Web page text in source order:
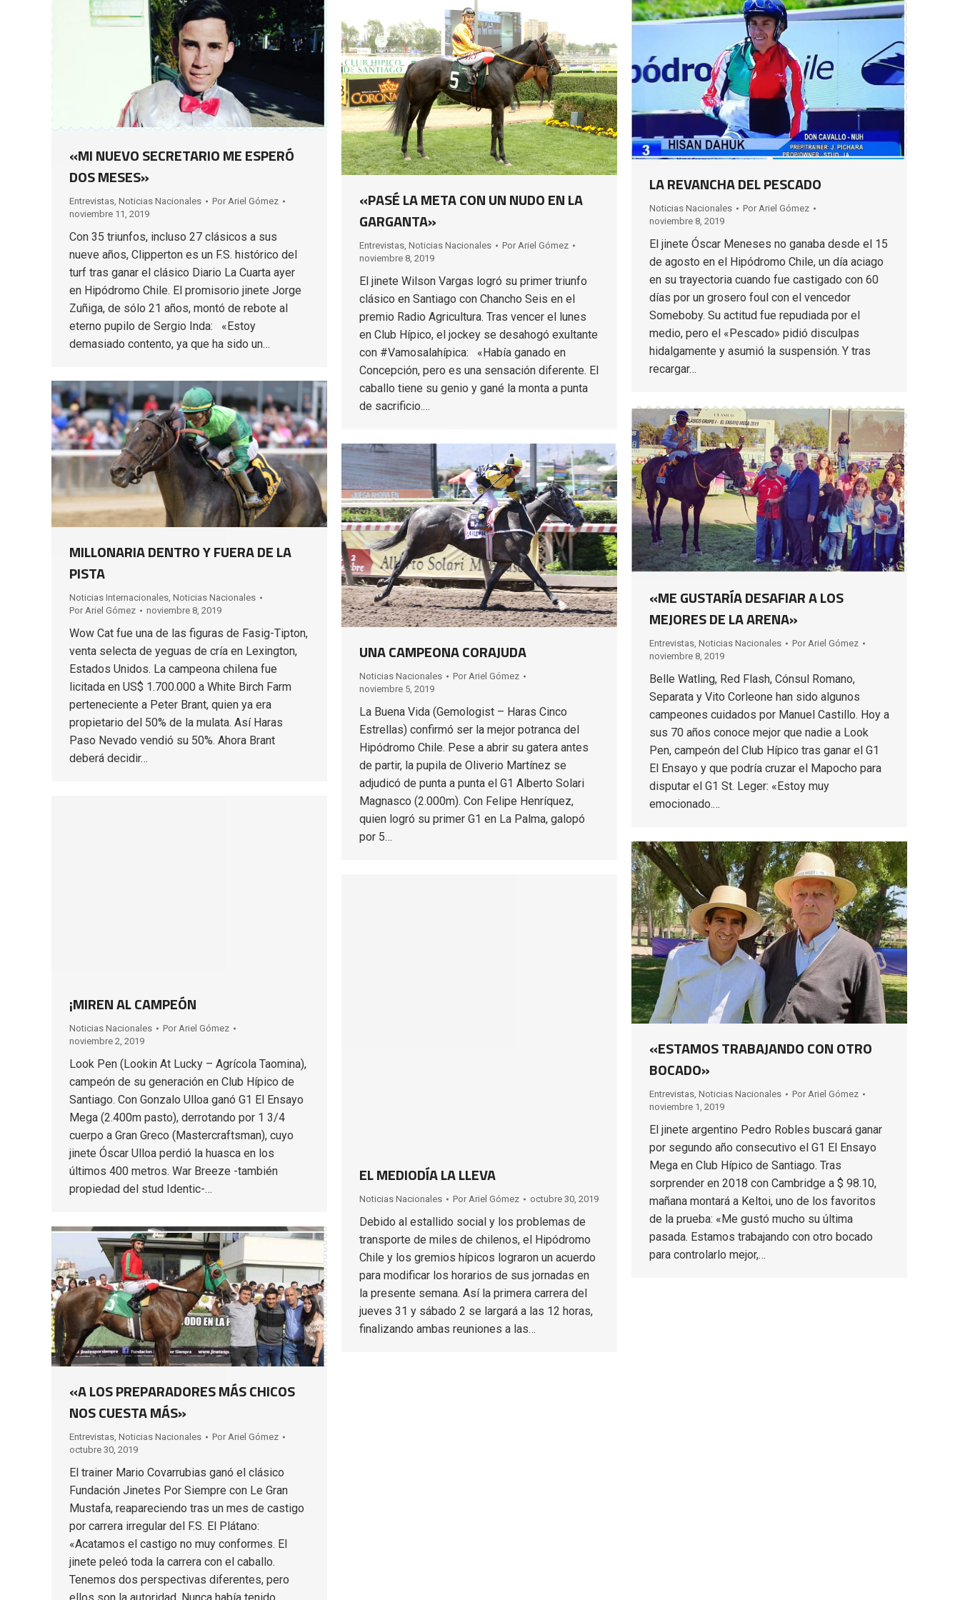
«MI NUEVO SECRETARIO ME ESPERÓ
DOS MESES»
Entrevistas Noticias Nacionales Por Ariel Gómez
noviembre 11, 2019
Con 35 triunfos, incluso 27 clásicos a sus
nueve años, Clipperton es un F.S. histórico del
turf tras ganar el clásico Diario La Cuarta ayer
en Hipódromo Chile. El promisorio jinete Jorge
Zuñiga, de sólo 21 años, montó de rebote al
eterno pupilo de Sergio Inda: «Estoy
demasiado contento, ya que ha sido un…
«PASÉ LA META CON UN NUDO EN LA
GARGANTA»
Entrevistas, Noticias Nacionales Por Ariel Gómez
noviembre 8, 2019
El jinete Wilson Vargas logró su primer triunfo
clásico en Santiago con Chancho Seis en el
premio Radio Agricultura. Tras vencer el lunes
en Club Hípico, el jockey se desahogó exultante
con #Vamosalahípica: «Había ganado en
Concepción, pero es una sensación diferente. El
caballo tiene su genio y gané la monta a punta
de sacrificio.…
LA REVANCHA DEL PESCADO
Noticias Nacionales Por Ariel Gómez
noviembre 8, 2019
El jinete Óscar Meneses no ganaba desde el 15
de agosto en el Hipódromo Chile, un día aciago
en su trayectoria cuando fue castigado con 60
días por un grosero foul con el vencedor
Someboby. Su actitud fue repudiada por el
medio, pero el «Pescado» pidió disculpas
hidalgamente y asumió la suspensión. Y tras
recargar…
MILLONARIA DENTRO Y FUERA DE LA
PISTA
Noticias Internacionales Noticias Nacionales
Por Ariel Gómez noviembre 8, 2019
Wow Cat fue una de las figuras de Fasig-Tipton,
venta selecta de yeguas de cría en Lexington,
Estados Unidos. La campeona chilena fue
licitada en US$ 1.700.000 a White Birch Farm
perteneciente a Peter Brant, quien ya era
propietario del 50% de la mulata. Así Haras
Paso Nevado vendió su 50%. Ahora Brant
deberá decidir…
«ME GUSTARÍA DESAFIAR A LOS
MEJORES DE LA ARENA»
Entrevistas Noticias Nacionales Por Ariel Gómez
noviembre 8, 2019
Belle Watling, Red Flash, Cónsul Romano,
Separata y Vito Corleone han sido algunos
campeones cuidados por Manuel Castillo. Hoy a
sus 70 años conoce mejor que nadie a Look
Pen, campeón del Club Hípico tras ganar el G1
El Ensayo y que podría cruzar el Mapocho para
disputar el G1 St. Leger: «Estoy muy
emocionado.…
UNA CAMPEONA CORAJUDA
Noticias Nacionales Por Ariel Gómez
noviembre 5, 2019
La Buena Vida (Gemologist – Haras Cinco
Estrellas) confirmó ser la mejor potranca del
Hipódromo Chile. Pese a abrir su gatera antes
de partir, la pupila de Oliverio Martínez se
adjudicó de punta a punta el G1 Alberto Solari
Magnasco (2.000m). Con Felipe Henríquez,
quien logró su primer G1 en La Palma, galopó
por 5…
¡MIREN AL CAMPEÓN
Noticias Nacionales Por Ariel Gómez
noviembre 2, 2019
Look Pen (Lookin At Lucky – Agrícola Taomina),
campeón de su generación en Club Hípico de
Santiago. Con Gonzalo Ulloa ganó G1 El Ensayo
Mega (2.400m pasto), derrotando por 1 3/4
cuerpo a Gran Greco (Mastercraftsman), cuyo
jinete Óscar Ulloa perdió la huasca en los
últimos 400 metros. War Breeze -también
propiedad del stud Identic-…
«ESTAMOS TRABAJANDO CON OTRO
BOCADO»
Entrevistas, Noticias Nacionales Por Ariel Gómez
noviembre 1, 2019
El jinete argentino Pedro Robles buscará ganar
por segundo año consecutivo el G1 El Ensayo
Mega en Club Hípico de Santiago. Tras
sorprender en 2018 con Cambridge a $ 98.10,
mañana montará a Keltoi, uno de los favoritos
de la prueba: «Me gustó mucho su última
pasada. Estamos trabajando con otro bocado
para controlarlo mejor,…
EL MEDIODÍA LA LLEVA
Noticias Nacionales Por Ariel Gómez octubre 30, 2019
Debido al estallido social y los problemas de
transporte de miles de chilenos, el Hipódromo
Chile y los gremios hípicos lograron un acuerdo
para modificar los horarios de sus jornadas en
la presente semana. Así la primera carrera del
jueves 31 y sábado 2 se largará a las 12 horas,
finalizando ambas reuniones a las…
«A LOS PREPARADORES MÁS CHICOS
NOS CUESTA MÁS»
Entrevistas Noticias Nacionales Por Ariel Gómez
octubre 30, 2019
El trainer Mario Covarrubias ganó el clásico
Fundación Jinetes Por Siempre con Le Gran
Mustafa, reapareciendo tras un mes de castigo
por carrera irregular del F.S. El Plátano:
«Acatamos el castigo no muy conformes. El
jinete peleó toda la carrera con el caballo.
Tenemos dos perspectivas diferentes, pero